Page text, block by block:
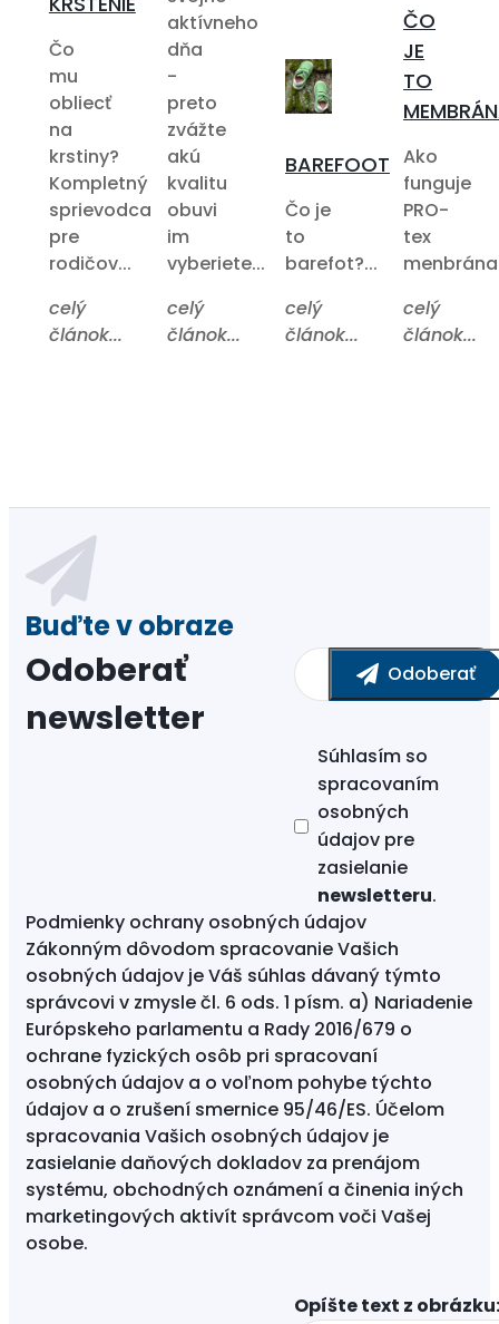
Čo
mu
obliecť
na
krstiny?
Kompletný
sprievodca
pre
rodičov...
celý
článok...
aktívneho
dňa
-
preto
zvážte
akú
kvalitu
obuvi
im
vyberiete...
celý
článok...
BAREFOOT
Čo je
to
barefot?...
celý
článok...
ČO
JE
TO
Ako
funguje
PRO-
tex
celý
článok...
Odoberať
newsletter
Súhlasím so
spracovaním
osobných
údajov pre
zasielanie
newsletteru.
Podmienky ochrany osobných údajov
Zákonným dôvodom spracovanie Vašich
osobných údajov je Váš súhlas dávaný týmto
správcovi v zmysle čl. 6 ods. 1 písm. a) Nariadenie
Európskeho parlamentu a Rady 2016/679 o
ochrane fyzických osôb pri spracovaní
osobných údajov a o voľnom pohybe týchto
údajov a o zrušení smernice 95/46/ES. Účelom
spracovania Vašich osobných údajov je
zasielanie daňových dokladov za prenájom
systému, obchodných oznámení a činenia iných
marketingových aktivít správcom voči Vašej
osobe.
Opíšte text z